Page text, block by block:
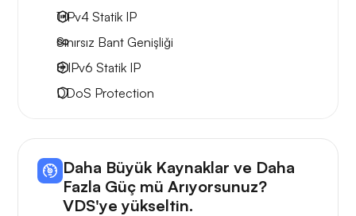
1 IPv4 Statik IP
Sınırsız Bant Genişliği
8 IPv6 Statik IP
DDoS Protection
Daha Büyük Kaynaklar ve Daha
Fazla Güç mü Arıyorsunuz?
VDS'ye yükseltin.